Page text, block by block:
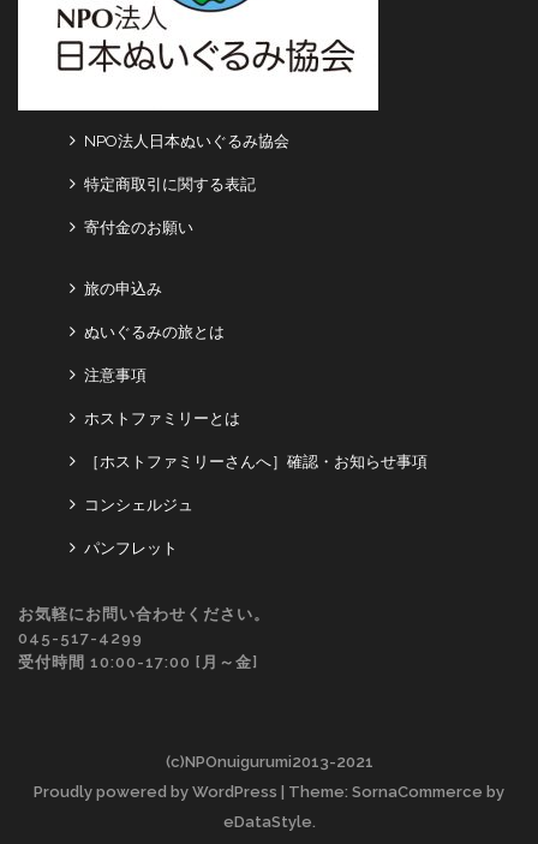
NPO法人日本ぬいぐるみ協会
特定商取引に関する表記
寄付金のお願い
旅の申込み
ぬいぐるみの旅とは
注意事項
ホストファミリーとは
［ホストファミリーさんへ］確認・お知らせ事項
コンシェルジュ
パンフレット
お気軽にお問い合わせください。
045-517-4299
受付時間 10:00-17:00 [月～金]
(c)NPOnuigurumi2013-2021
Proudly powered by WordPress | Theme: SornaCommerce by
eDataStyle.